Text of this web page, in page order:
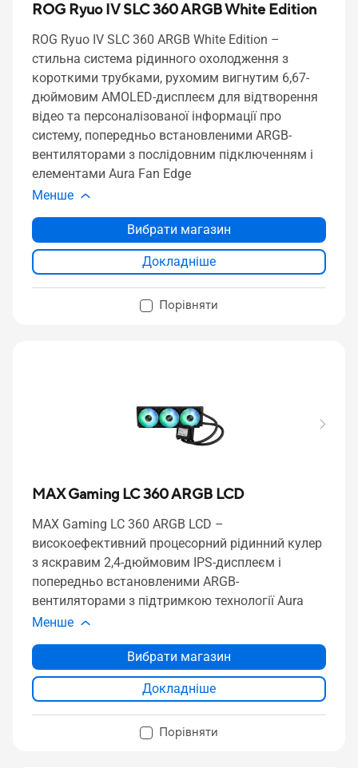
ROG Ryuo IV SLC 360 ARGB White Edition
ROG Ryuo IV SLC 360 ARGB White Edition –
стильна система рідинного охолодження з
короткими трубками, рухомим вигнутим 6,67-
дюймовим AMOLED-дисплеєм для відтворення
відео та персоналізованої інформації про
систему, попередньо встановленими ARGB-
вентиляторами з послідовним підключенням і
елементами Aura Fan Edge
Менше
Вибрати магазин
Докладніше
Порівняти
MAX Gaming LC 360 ARGB LCD
MAX Gaming LC 360 ARGB LCD –
високоефективний процесорний рідинний кулер
з яскравим 2,4-дюймовим IPS-дисплеєм і
попередньо встановленими ARGB-
вентиляторами з підтримкою технології Aura
Менше
Вибрати магазин
Докладніше
Порівняти